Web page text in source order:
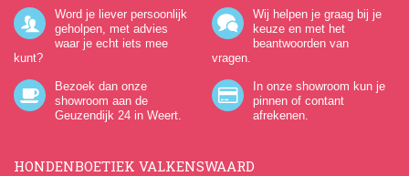
Word je liever persoonlijk
geholpen, met advies
waar je echt iets mee
kunt?
Wij helpen je graag bij je
keuze en met het
beantwoorden van
vragen.
Bezoek dan onze
showroom aan de
Geuzendijk 24 in Weert.
In onze showroom kun je
pinnen of contant
afrekenen.
HONDENBOETIEK VALKENSWAARD